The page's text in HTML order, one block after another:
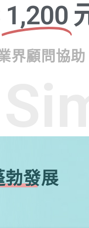
1,200
界顧問協助
勃發展